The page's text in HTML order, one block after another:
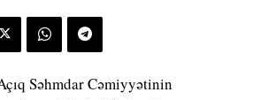
Səhmdar Cəmiyyətinin